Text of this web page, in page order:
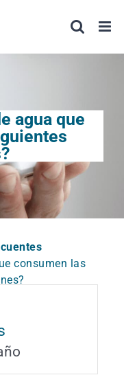
agua que
consumen las